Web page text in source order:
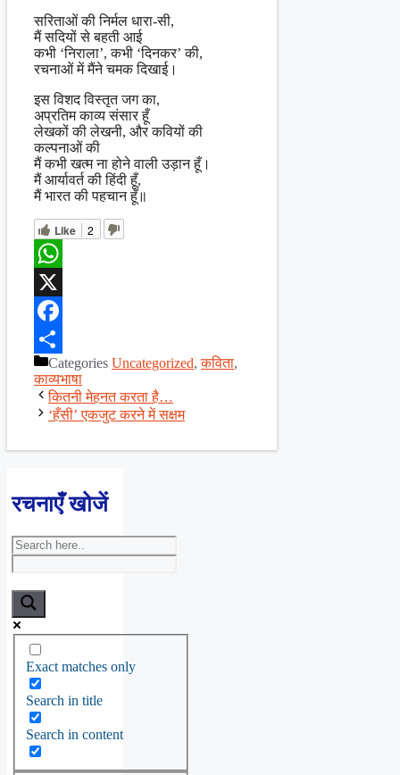
सरिताओं की निर्मल धारा-सी,
मैं सदियों से बहती आई
कभी ‘निराला’, कभी ‘दिनकर’ की,
रचनाओं में मैंने चमक दिखाई।
इस विशद विस्तृत जग का,
अप्रतिम काव्य संसार हूँ
लेखकों की लेखनी, और कवियों की
कल्पनाओं की
मैं कभी खत्म ना होने वाली उड़ान हूँ।
मैं आर्यावर्त की हिंदी हूँ,
मैं भारत की पहचान हूँ॥
Like 2
WhatsApp
X
Facebook
ShareCategories Uncategorized,कविता,
काव्यभाषा
कितनी मेहनत करता है…
‘हँसी’ एकजुट करने में सक्षम
रचनाएँ खोजें
Exact matches only
Search in title
Search in content